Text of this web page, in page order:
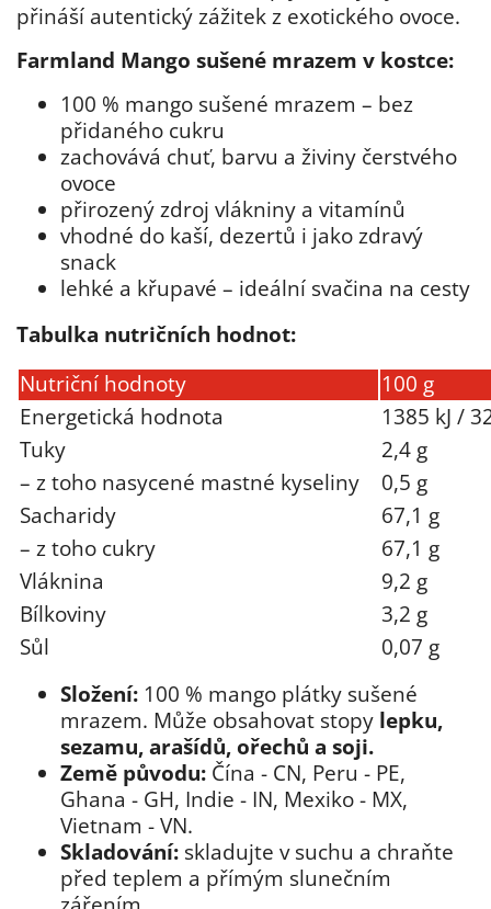
přináší autentický zážitek z exotického ovoce.
Farmland Mango sušené mrazem v kostce:
100 % mango sušené mrazem – bez
přidaného cukru
zachovává chuť, barvu a živiny čerstvého
ovoce
přirozený zdroj vlákniny a vitamínů
vhodné do kaší, dezertů i jako zdravý
snack
lehké a křupavé – ideální svačina na cesty
Tabulka nutričních hodnot:
Nutriční hodnoty
100 g
Energetická hodnota
1385 kJ /
Tuky
2,4 g
– z toho nasycené mastné kyseliny
0,5 g
Sacharidy
67,1 g
– z toho cukry
67,1 g
Vláknina
9,2 g
Bílkoviny
3,2 g
Sůl
0,07 g
Složení: 100 % mango plátky sušené
mrazem. Může obsahovat stopy lepku,
sezamu, arašídů, ořechů a soji.
Země původu: Čína - CN, Peru - PE,
Ghana - GH, Indie - IN, Mexiko - MX,
Vietnam - VN.
Skladování: skladujte v suchu a chraňte
před teplem a přímým slunečním